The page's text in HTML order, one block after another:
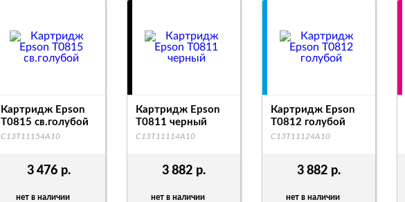
3 476 р.
нет в наличии
Картридж Epson
T0815 св.голубой
C13T11154A10
3 882 р.
нет в наличии
Картридж Epson
T0811 черный
C13T11114A10
3 882 р.
нет в наличии
Картридж Epson
T0812 голубой
C13T11124A10